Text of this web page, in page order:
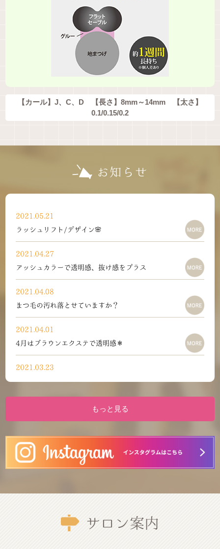
【カール】J、C、D 【長さ】8mm～14mm 【太さ】
0.1/0.15/0.2
お知らせ
2021.05.21
ラッシュリフト/デザイン🌸
2021.04.27
アッシュカラーで透明感、抜け感をプラス
2021.04.08
まつ毛の汚れ落とせていますか？
2021.04.01
4月はブラウンエクステで透明感＊
2021.03.23
ラッシュアディクト入荷しました＊
2020.12.25
メリー☆クリスマス★
年末年始営業のお知らせ☆
感染症対策の徹底
もっと見る
サロン案内